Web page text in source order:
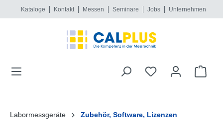
springen
Kataloge Kontakt Messen Seminare Jobs Unternehmen
Labormessgeräte Zubehör, Software, Lizenzen